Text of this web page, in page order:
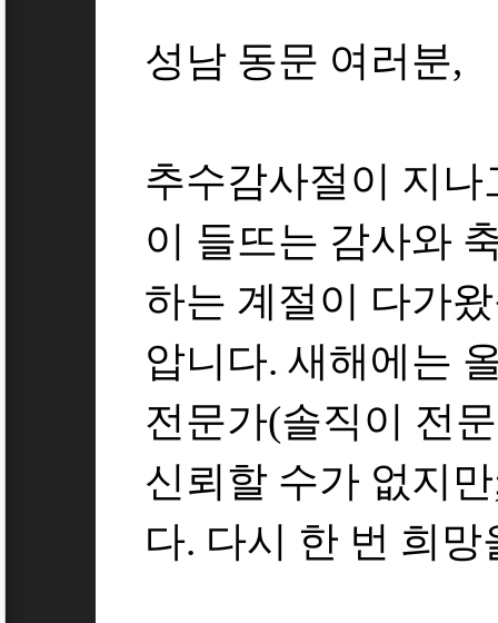
성남 동문 여러분,
추수감사절이 지
이 들뜨는 감사와
하는 계절이 다가
압니다. 새해에는
전문가(솔직이 전
신뢰할 수가 없지
다. 다시 한 번 희